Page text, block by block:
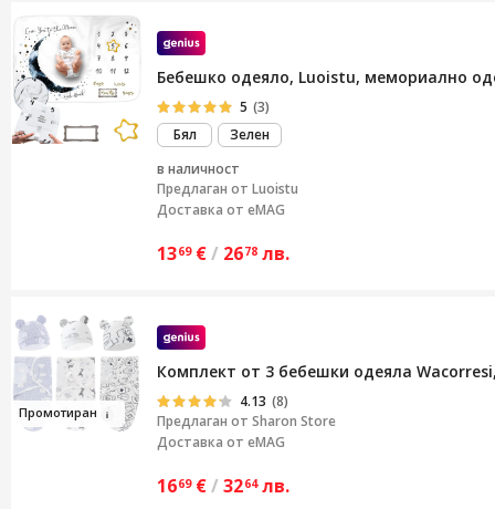
Бебешко одеяло, Luoistu, мемориално
5 (3)
Бял
Зелен
в наличност
Предлаган от Luoistu
Доставка от eMAG
1369 €/ 2678 лв.
Промотиран
Комплект от 3 бебешки одеяла
4.13 (8)
Предлаган от Sharon Store
Доставка от eMAG
1669 €/ 3264 лв.